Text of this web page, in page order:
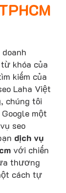
khóa của
kiếm của
Laha Việt
chúng tôi
một
seo
dịch vụ
với chiến
thương
cách tự